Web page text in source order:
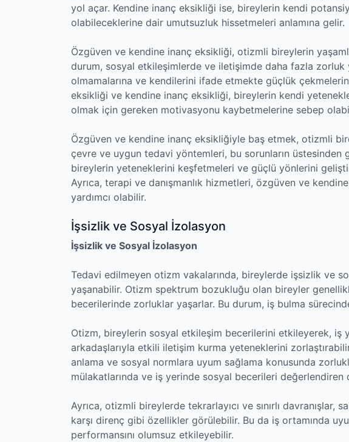
yol açar. Kendine inanç eksikliği ise, bireylerin kendi
olabileceklerine dair umutsuzluk hissetmeleri anlamına gelir.
Özgüven ve kendine inanç eksikliği, otizmli bireylerin
durum, sosyal etkileşimlerde ve iletişimde daha fazla zorluk
olmamalarına ve kendilerini ifade etmekte güçlük
eksikliği ve kendine inanç eksikliği, bireylerin kendi
olmak için gereken motivasyonu kaybetmelerine sebep
Özgüven ve kendine inanç eksikliğiyle baş etmek, otizmli
çevre ve uygun tedavi yöntemleri, bu sorunların üstesinden
bireylerin yeteneklerini keşfetmeleri ve güçlü yönlerini
Ayrıca, terapi ve danışmanlık hizmetleri, özgüven ve
yardımcı olabilir.
İşsizlik ve Sosyal İzolasyon
İşsizlik ve Sosyal İzolasyon
Tedavi edilmeyen otizm vakalarında, bireylerde işsizlik ve
yaşanabilir. Otizm spektrum bozukluğu olan bireyler
becerilerinde zorluklar yaşarlar. Bu durum, iş bulma
Otizm, bireylerin sosyal etkileşim becerilerini etkileyerek, iş
arkadaşlarıyla etkili iletişim kurma yeteneklerini
anlama ve sosyal normlara uyum sağlama konusunda
mülakatlarında ve iş yerinde sosyal becerileri değerlendiren
Ayrıca, otizmli bireylerde tekrarlayıcı ve sınırlı davranışlar,
karşı direnç gibi özellikler görülebilir. Bu da iş ortamında
performansını olumsuz etkileyebilir.